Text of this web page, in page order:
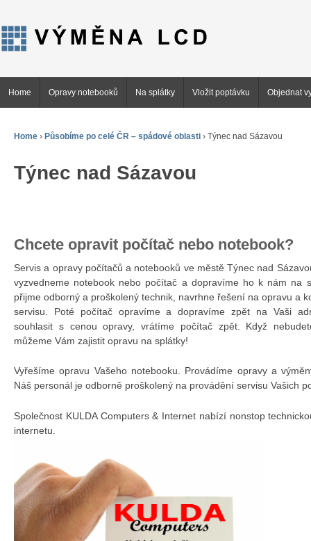
Home Opravy notebooků Na splátky Vložit poptávku Objednat
Home › Působíme po celé ČR – spádové oblasti › Týnec nad Sázavou
Týnec nad Sázavou
Chcete opravit počítač nebo notebook?
Servis a opravy počítačů a notebooků ve městě Týnec nad
vyzvedneme notebook nebo počítač a dopravíme ho k nám na
přijme odborný a proškolený technik, navrhne řešení na opravu a
servisu. Poté počítač opravíme a dopravíme zpět na Vaši
souhlasit s cenou opravy, vrátíme počítač zpět. Když
můžeme Vám zajistit opravu na splátky!
Vyřešíme opravu Vašeho notebooku. Provádíme opravy a
Náš personál je odborně proškolený na provádění servisu Vašich
Společnost KULDA Computers & Internet nabízí nonstop
internetu.